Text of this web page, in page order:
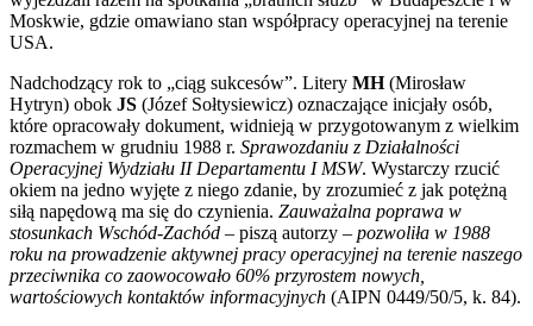
Moskwie, gdzie omawiano stan współpracy operacyjnej na terenie
USA.
Nadchodzący rok to „ciąg sukcesów”. Litery MH(Mirosław
Hytryn) obok JS (Józef Sołtysiewicz) oznaczające inicjały osób,
które opracowały dokument, widnieją w przygotowanym z wielkim
rozmachem w grudniu 1988 r. Sprawozdaniu z Działalności
Operacyjnej Wydziału II Departamentu I MSW. Wystarczy rzucić
okiem na jedno wyjęte z niego zdanie, by zrozumieć z jak potężną
siłą napędową ma się do czynienia. Zauważalna poprawa w
stosunkach Wschód-Zachód – piszą autorzy – pozwoliła w 1988
roku na prowadzenie aktywnej pracy operacyjnej na terenie naszego
przeciwnika co zaowocowało 60% przyrostem nowych,
wartościowych kontaktów informacyjnych (AIPN 0449/50/5, k. 84).